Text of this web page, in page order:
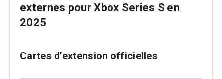
externes pour Xbox Series S en
2025
Cartes d’extension officielles